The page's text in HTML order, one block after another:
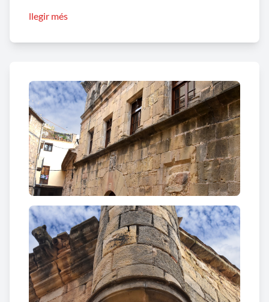
propietaris.
població d'estil renaixentista. Consta de planta
baixa i dos pisos, amb coberta a dues aigües. A la
planta baixa s'obre la portada d'arc de mig punt i
diverses finestres cegades. El primer pis consta de
diverses finestres amb llinda motllurada i el segon
pis té una galeria correguda. Els diferents pisos són
separats per cornises motllurades, ràfec i gàrgoles.
Conserva una petita torreta cilíndrica a l'angle. La
façana posterior presenta una mènsula de grans
dimensions on hi havia hagut una gran balconada.
Sobre la porta d'entrada es conserva un escut de
Navarra.
llegir més